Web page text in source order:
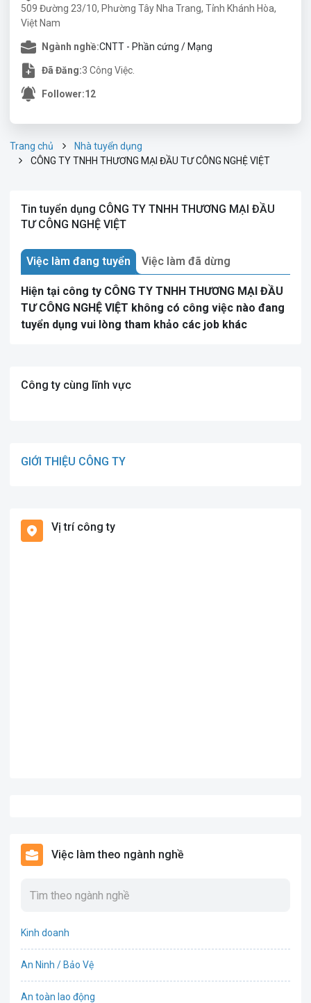
509 Đường 23/10, Phường Tây Nha Trang, Tỉnh Khánh Hòa,
Việt Nam
Ngành nghề:CNTT - Phần cứng / Mạng
Đã Đăng:3 Công Việc.
Follower:12
Trang chủ
Nhà tuyển dụng
CÔNG TY TNHH THƯƠNG MẠI ĐẦU TƯ CÔNG NGHỆ VIỆT
Tin tuyển dụng CÔNG TY TNHH THƯƠNG MẠI ĐẦU
TƯ CÔNG NGHỆ VIỆT
Việc làm đang tuyển Việc làm đã dừng
Hiện tại công ty CÔNG TY TNHH THƯƠNG MẠI ĐẦU
TƯ CÔNG NGHỆ VIỆT không có công việc nào đang
tuyển dụng vui lòng tham khảo các job khác
Công ty cùng lĩnh vực
GIỚI THIỆU CÔNG TY
Vị trí công ty
Việc làm theo ngành nghề
Kinh doanh
An Ninh / Bảo Vệ
An toàn lao động